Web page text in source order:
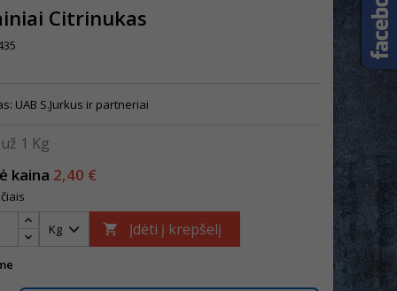
Citrinukas
UAB S.Jurkus ir partneriai
už 1 Kg
kaina 2,40 €
 Įdėti į krepšelį